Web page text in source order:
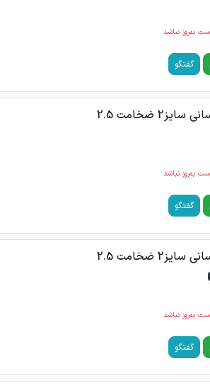
به‌روز نباشد
گفتگو
ضخامت 2.5
به‌روز نباشد
گفتگو
ضخامت 2.5
به‌روز نباشد
گفتگو